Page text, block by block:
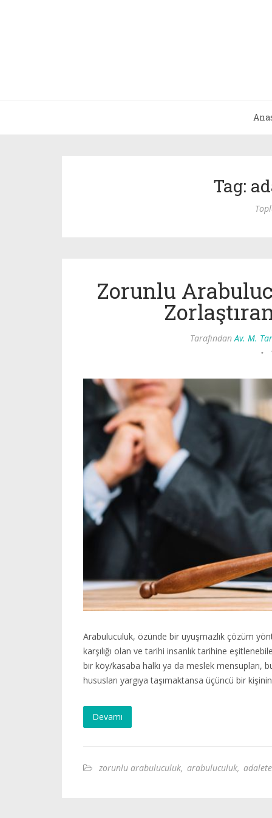
Tag:
Zorunlu
TarafındanAv. M.
•
Arabuluculuk, özünde bir uyuşmazlık çözüm
karşılığı olan ve tarihi insanlık tarihine
bir köy/kasaba halkı ya da meslek
hususları yargıya taşımaktansa üçüncü bir
Devamı
zorunlu arabuluculuk, arabuluculuk,